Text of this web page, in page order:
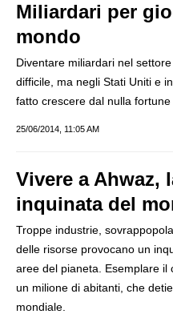
Miliardari per
mondo
Diventare miliardari nel settore
difficile, ma negli Stati Uniti e
fatto crescere dal nulla
25/06/2014, 11:05 AM
Vivere a Ahwaz,
inquinata del
Troppe industrie,
delle risorse provocano un
aree del pianeta. Esemplare il
un milione di abitanti, che
mondiale.